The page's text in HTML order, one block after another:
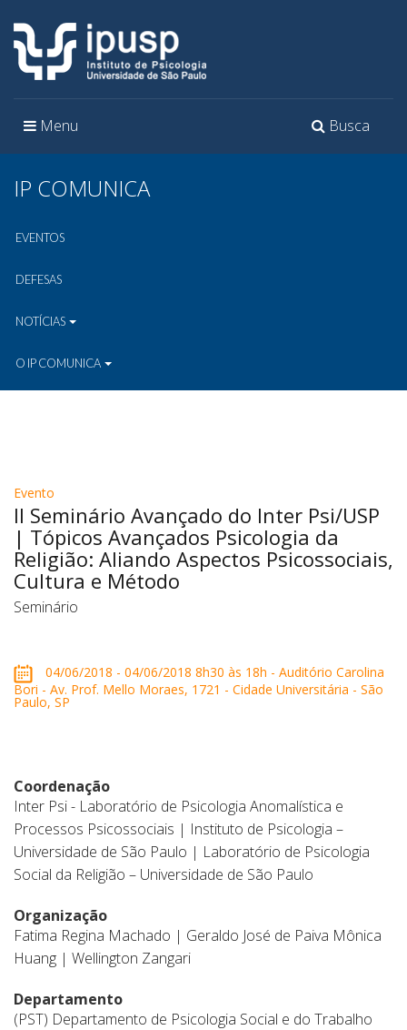
Toggle
Busca
Toggle
Menu
IP COMUNICA
EVENTOS
DEFESAS
NOTÍCIAS
O IP COMUNICA
Evento
II Seminário Avançado do Inter Psi/USP
| Tópicos Avançados Psicologia da
Religião: Aliando Aspectos Psicossociais,
Cultura e Método
Seminário
04/06/2018 - 04/06/2018 8h30 às 18h - Auditório Carolina
Bori - Av. Prof. Mello Moraes, 1721 - Cidade Universitária - São
Paulo, SP
Coordenação
Inter Psi - Laboratório de Psicologia Anomalística e
Processos Psicossociais | Instituto de Psicologia –
Universidade de São Paulo | Laboratório de Psicologia
Social da Religião – Universidade de São Paulo
Organização
Fatima Regina Machado | Geraldo José de Paiva Mônica
Huang | Wellington Zangari
Departamento
(PST) Departamento de Psicologia Social e do Trabalho